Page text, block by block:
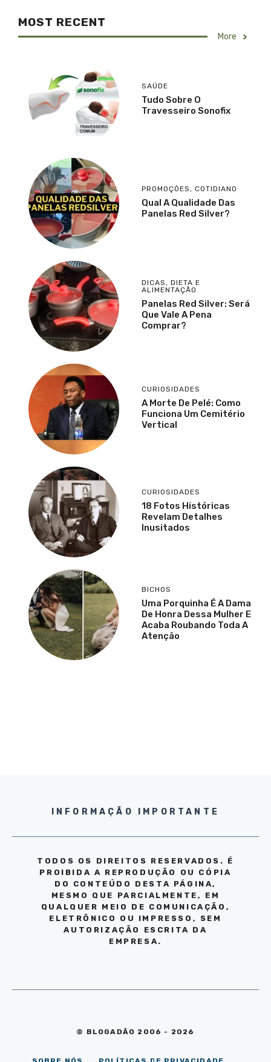
MOST RECENT
More
SAÚDE
Tudo Sobre O
Travesseiro Sonofix
PROMOÇÕES, COTIDIANO
Qual A Qualidade Das
Panelas Red Silver?
DICAS, DIETA E
ALIMENTAÇÃO
Panelas Red Silver: Será
Que Vale A Pena
Comprar?
CURIOSIDADES
A Morte De Pelé: Como
Funciona Um Cemitério
Vertical
CURIOSIDADES
18 Fotos Históricas
Revelam Detalhes
Inusitados
BICHOS
Uma Porquinha É A Dama
De Honra Dessa Mulher E
Acaba Roubando Toda A
Atenção
INFORMAÇÃO IMPORTANTE
TODOS OS DIREITOS RESERVADOS. É
PROIBIDA A REPRODUÇÃO OU CÓPIA
DO CONTEÚDO DESTA PÁGINA,
MESMO QUE PARCIALMENTE, EM
QUALQUER MEIO DE COMUNICAÇÃO,
ELETRÔNICO OU IMPRESSO, SEM
AUTORIZAÇÃO ESCRITA DA
EMPRESA.
© BLOGADÃO 2006 - 2026